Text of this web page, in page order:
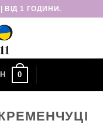
ВІД 1 ГОДИНИ.
0